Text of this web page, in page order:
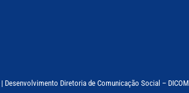
| Desenvolvimento Diretoria de Comunicação Social – DICOM